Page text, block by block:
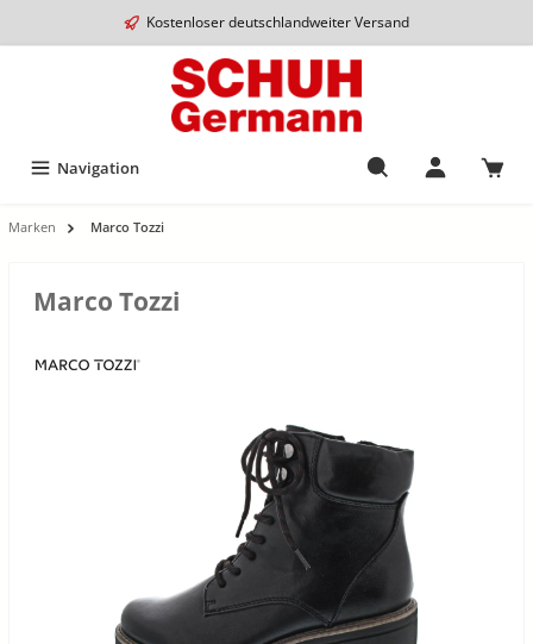
Kostenloser deutschlandweiter Versand
Navigation
Marken Marco Tozzi
Marco Tozzi